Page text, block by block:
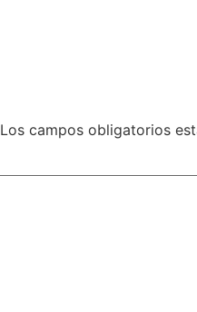
Los campos obligatorios